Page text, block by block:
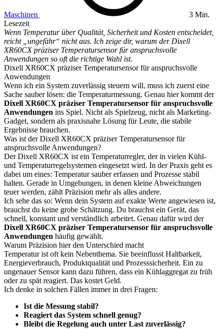
Maschinen
3 Min.
Lesezeit
Wenn Temperatur über Qualität, Sicherheit und Kosten entscheidet,
reicht „ungefähr“ nicht aus. Ich zeige dir, warum der Dixell
XR60CX präziser Temperatursensor für anspruchsvolle
Anwendungen so oft die richtige Wahl ist.
Dixell XR60CX präziser Temperatursensor für anspruchsvolle
Anwendungen
Wenn ich ein System zuverlässig steuern will, muss ich zuerst eine
Sache sauber lösen: die Temperaturmessung. Genau hier kommt der
Dixell XR60CX präziser Temperatursensor für anspruchsvolle
Anwendungen ins Spiel. Nicht als Spielzeug, nicht als Marketing-
Gadget, sondern als praxisnahe Lösung für Leute, die stabile
Ergebnisse brauchen.
Was ist der Dixell XR60CX präziser Temperatursensor für
anspruchsvolle Anwendungen?
Der Dixell XR60CX ist ein Temperaturregler, der in vielen Kühl-
und Temperaturregelsystemen eingesetzt wird. In der Praxis geht es
dabei um eines: Temperatur sauber erfassen und Prozesse stabil
halten. Gerade in Umgebungen, in denen kleine Abweichungen
teuer werden, zählt Präzision mehr als alles andere.
Ich sehe das so: Wenn dein System auf exakte Werte angewiesen ist,
brauchst du keine grobe Schätzung. Du brauchst ein Gerät, das
schnell, konstant und verständlich arbeitet. Genau dafür wird der
Dixell XR60CX präziser Temperatursensor für anspruchsvolle
Anwendungen häufig gewählt.
Warum Präzision hier den Unterschied macht
Temperatur ist oft kein Nebenthema. Sie beeinflusst Haltbarkeit,
Energieverbrauch, Produktqualität und Prozesssicherheit. Ein zu
ungenauer Sensor kann dazu führen, dass ein Kühlaggregat zu früh
oder zu spät reagiert. Das kostet Geld.
Ich denke in solchen Fällen immer in drei Fragen:
Ist die Messung stabil?
Reagiert das System schnell genug?
Bleibt die Regelung auch unter Last zuverlässig?